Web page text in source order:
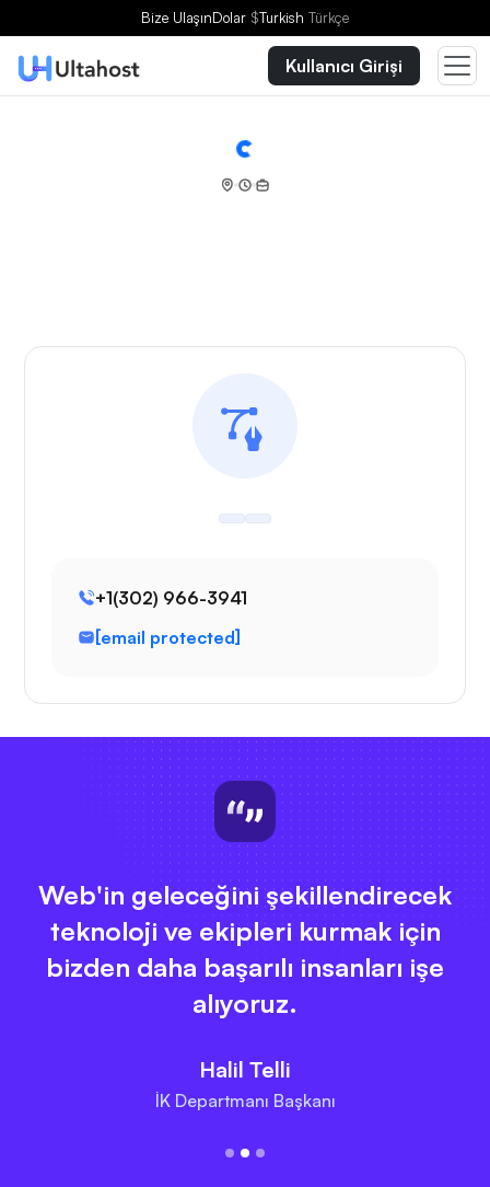
Bize UlaşınDolar $Turkish Türkçe
Kullanıcı Girişi
+1(302) 966-3941
[email protected]
Web'in geleceğini şekillendirecek
teknoloji ve ekipleri kurmak için
bizden daha başarılı insanları işe
alıyoruz.
Halil Telli
İK Departmanı Başkanı